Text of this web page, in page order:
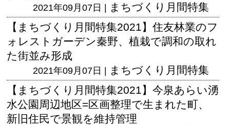
2021年09月07日 | まちづくり月間特集
【まちづくり月間特集2021】住友林業のフ
ォレストガーデン秦野、植栽で調和の取れ
た街並み形成
2021年09月07日 | まちづくり月間特集
【まちづくり月間特集2021】今泉あらい湧
水公園周辺地区=区画整理で生まれた町、
新旧住民で景観を維持管理